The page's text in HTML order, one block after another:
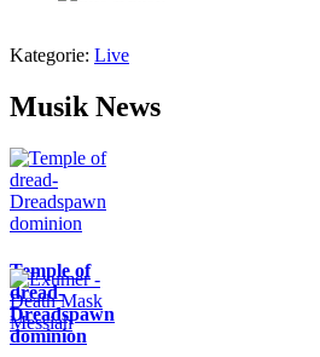
Kategorie: Live
Musik News
Temple of
dread-
Dreadspawn
dominion